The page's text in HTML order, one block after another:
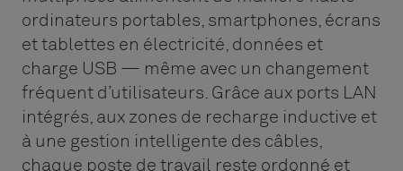
ordinateurs portables, smartphones, écrans
et tablettes en électricité, données et
charge USB — même avec un changement
fréquent d’utilisateurs. Grâce aux ports LAN
intégrés, aux zones de recharge inductive et
à une gestion intelligente des câbles,
chaque poste de travail reste ordonné et